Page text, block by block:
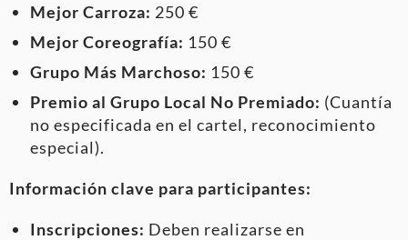
Mejor Carroza: 250 €
Mejor Coreografía: 150 €
Grupo Más Marchoso: 150 €
Premio al Grupo Local No Premiado: (Cuantía
no especificada en el cartel, reconocimiento
especial).
Información clave para participantes:
Inscripciones: Deben realizarse en